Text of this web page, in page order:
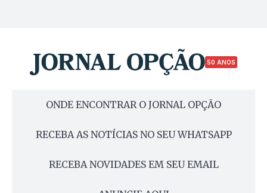
50 ANOS
ONDE ENCONTRAR O JORNAL OPÇÃO
RECEBA AS NOTÍCIAS NO SEU WHATSAPP
RECEBA NOVIDADES EM SEU EMAIL